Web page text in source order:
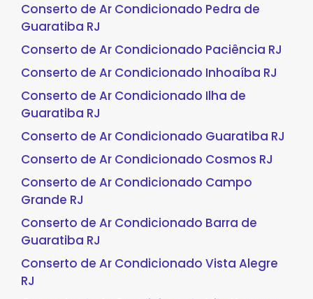
Conserto de Ar Condicionado Pedra de
Guaratiba RJ
Conserto de Ar Condicionado Paciência RJ
Conserto de Ar Condicionado Inhoaíba RJ
Conserto de Ar Condicionado Ilha de
Guaratiba RJ
Conserto de Ar Condicionado Guaratiba RJ
Conserto de Ar Condicionado Cosmos RJ
Conserto de Ar Condicionado Campo
Grande RJ
Conserto de Ar Condicionado Barra de
Guaratiba RJ
Conserto de Ar Condicionado Vista Alegre
RJ